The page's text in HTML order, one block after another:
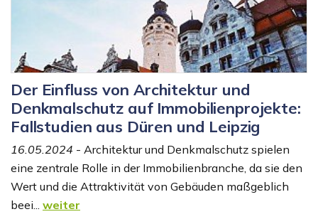
Der Einfluss von Architektur und
Denkmalschutz auf Immobilienprojekte:
Fallstudien aus Düren und Leipzig
16.05.2024 - Architektur und Denkmalschutz spielen
eine zentrale Rolle in der Immobilienbranche, da sie den
Wert und die Attraktivität von Gebäuden maßgeblich
beei... weiter